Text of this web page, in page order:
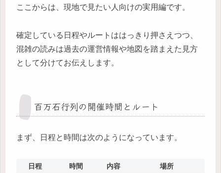
ここからは、現地で見たい人向けの実用編です。
確定している日程やルートははっきり押さえつつ、
混雑の読みは過去の運営情報や地図を踏まえた見方
として分けてお伝えします。
百万石行列の開催時間とルート
まず、日程と時間は次のようになっています。
日程 時間 内容
場所